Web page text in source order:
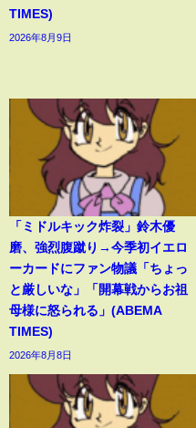
TIMES)
2026年8月9日
「ミドルキック炸裂」鈴木優
磨、強烈腹蹴り→今季初イエロ
ーカードにファン物議「ちょっ
と厳しいな」「開幕戦からお祖
母様に怒られる」(ABEMA
TIMES)
2026年8月8日